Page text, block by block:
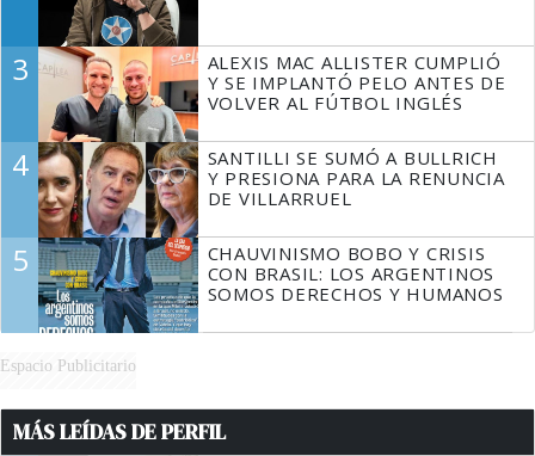
3
ALEXIS MAC ALLISTER CUMPLIÓ
Y SE IMPLANTÓ PELO ANTES DE
VOLVER AL FÚTBOL INGLÉS
4
SANTILLI SE SUMÓ A BULLRICH
Y PRESIONA PARA LA RENUNCIA
DE VILLARRUEL
5
CHAUVINISMO BOBO Y CRISIS
CON BRASIL: LOS ARGENTINOS
SOMOS DERECHOS Y HUMANOS
Espacio Publicitario
MÁS LEÍDAS DE PERFIL